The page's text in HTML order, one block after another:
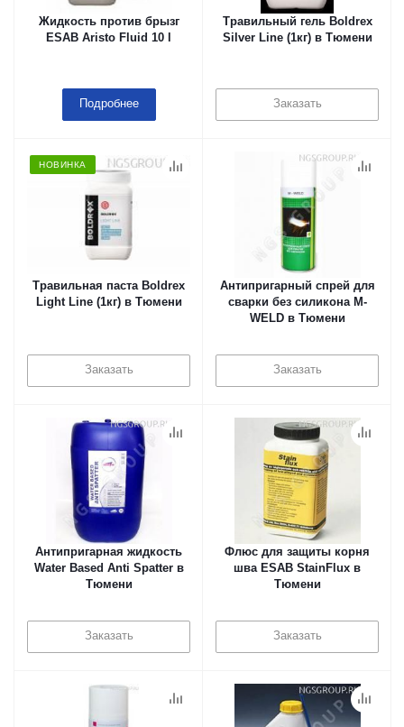
Жидкость против брызг
ESAB Aristo Fluid 10 l
Подробнее
Травильный гель Boldrex
Silver Line (1кг) в Тюмени
Заказать
НОВИНКА
Травильная паста Boldrex
Light Line (1кг) в Тюмени
Заказать
Антипригарный спрей для
сварки без силикона M-
WELD в Тюмени
Заказать
Антипригарная жидкость
Water Based Anti Spatter в
Тюмени
Заказать
Флюс для защиты корня
шва ESAB StainFlux в
Тюмени
Заказать